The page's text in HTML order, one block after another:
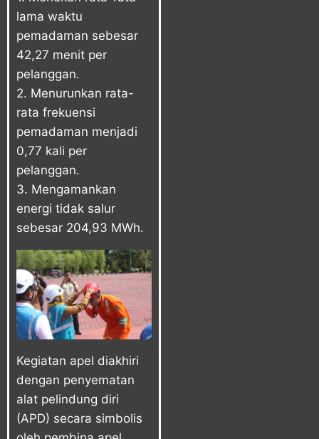
lama waktu
pemadaman sebesar
42,27 menit per
pelanggan.
2. Menurunkan rata-
rata frekuensi
pemadaman menjadi
0,77 kali per
pelanggan.
3. Mengamankan
energi tidak salur
sebesar 204,93 MWh.
Kegiatan apel diakhiri
dengan penyematan
alat pelindung diri
(APD) secara simbolis